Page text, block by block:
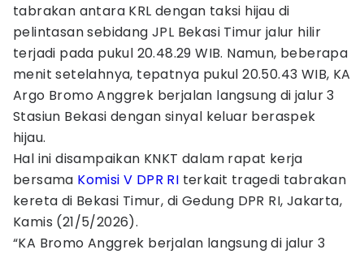
tabrakan antara KRL dengan taksi hijau di
pelintasan sebidang JPL Bekasi Timur jalur hilir
terjadi pada pukul 20.48.29 WIB. Namun, beberapa
menit setelahnya, tepatnya pukul 20.50.43 WIB, KA
Argo Bromo Anggrek berjalan langsung di jalur 3
Stasiun Bekasi dengan sinyal keluar beraspek
hijau.
Hal ini disampaikan KNKT dalam rapat kerja
bersama Komisi V DPR RI terkait tragedi tabrakan
kereta di Bekasi Timur, di Gedung DPR RI, Jakarta,
Kamis (21/5/2026).
“KA Bromo Anggrek berjalan langsung di jalur 3